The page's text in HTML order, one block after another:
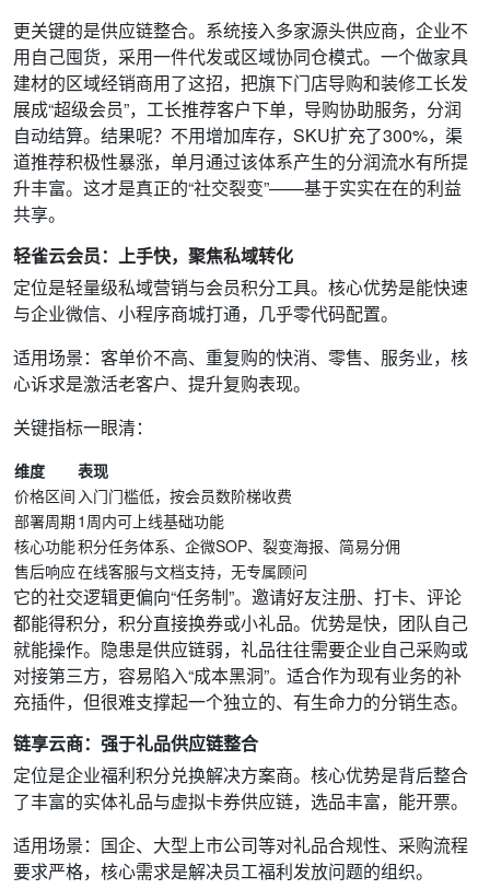
更关键的是供应链整合。系统接入多家源头供应商，企业不
用自己囤货，采用一件代发或区域协同仓模式。一个做家具
建材的区域经销商用了这招，把旗下门店导购和装修工长发
展成“超级会员”，工长推荐客户下单，导购协助服务，分润
自动结算。结果呢？不用增加库存，SKU扩充了300%，渠
道推荐积极性暴涨，单月通过该体系产生的分润流水有所提
升丰富。这才是真正的“社交裂变”——基于实实在在的利益
共享。
轻雀云会员：上手快，聚焦私域转化
定位是轻量级私域营销与会员积分工具。核心优势是能快速
与企业微信、小程序商城打通，几乎零代码配置。
适用场景：客单价不高、重复购的快消、零售、服务业，核
心诉求是激活老客户、提升复购表现。
关键指标一眼清：
维度
表现
价格区间 入门门槛低，按会员数阶梯收费
部署周期 1周内可上线基础功能
核心功能积分任务体系、企微SOP、裂变海报、简易分佣
售后响应在线客服与文档支持，无专属顾问
它的社交逻辑更偏向“任务制”。邀请好友注册、打卡、评论
都能得积分，积分直接换券或小礼品。优势是快，团队自己
就能操作。隐患是供应链弱，礼品往往需要企业自己采购或
对接第三方，容易陷入“成本黑洞”。适合作为现有业务的补
充插件，但很难支撑起一个独立的、有生命力的分销生态。
链享云商：强于礼品供应链整合
定位是企业福利积分兑换解决方案商。核心优势是背后整合
了丰富的实体礼品与虚拟卡券供应链，选品丰富，能开票。
适用场景：国企、大型上市公司等对礼品合规性、采购流程
要求严格，核心需求是解决员工福利发放问题的组织。